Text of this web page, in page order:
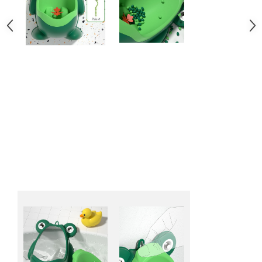
Chiuvete bucatarie compozit
Chiuvete inox
Coloane de dus
Umidificatoare
Ventilatoare
Kituri de siguranta si supravietuire
Kit-uri siguranta auto